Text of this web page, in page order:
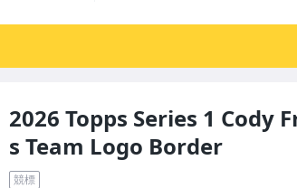
2026 Topps Series 1 Cody
s Team Logo Border
競標